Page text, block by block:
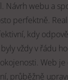
Návrh webu a
perfektně.
kdy
vždy v řádu
Web
průběžně